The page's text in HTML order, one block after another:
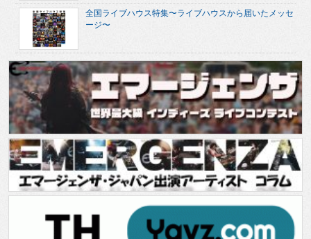
全国ライブハウス特集〜ライブハウスから届いたメッセ
ージ〜